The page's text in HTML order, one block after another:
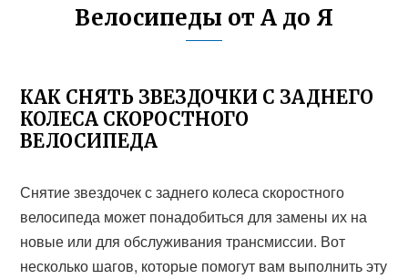
Велосипеды от А до Я
КАК СНЯТЬ ЗВЕЗДОЧКИ С ЗАДНЕГО
КОЛЕСА СКОРОСТНОГО
ВЕЛОСИПЕДА
Снятие звездочек с заднего колеса скоростного
велосипеда может понадобиться для замены их на
новые или для обслуживания трансмиссии. Вот
несколько шагов, которые помогут вам выполнить эту